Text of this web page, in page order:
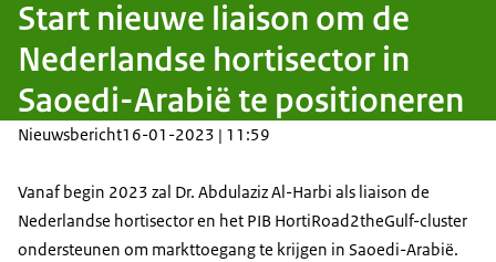
Start nieuwe liaison om de
Nederlandse hortisector in
Saoedi-Arabië te positioneren
Nieuwsbericht16-01-2023 | 11:59
Vanaf begin 2023 zal Dr. Abdulaziz Al-Harbi als liaison de
Nederlandse hortisector en het PIB HortiRoad2theGulf-cluster
ondersteunen om markttoegang te krijgen in Saoedi-Arabië.